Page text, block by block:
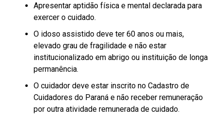
Apresentar aptidão física e mental declarada para
exercer o cuidado.
O idoso assistido deve ter 60 anos ou mais,
elevado grau de fragilidade e não estar
institucionalizado em abrigo ou instituição de longa
permanência.
O cuidador deve estar inscrito no Cadastro de
Cuidadores do Paraná e não receber remuneração
por outra atividade remunerada de cuidado.